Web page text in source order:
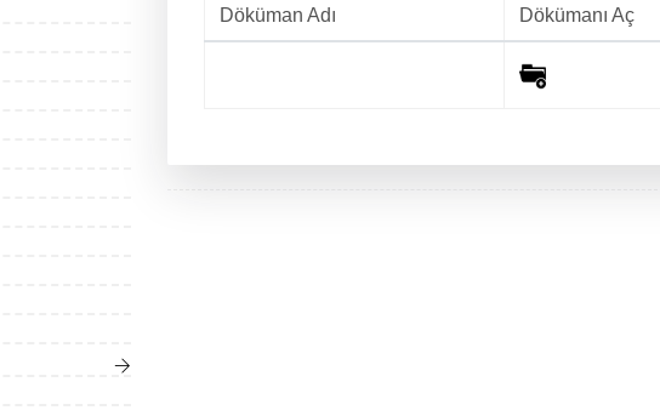
Döküman Adı Dökümanı Aç